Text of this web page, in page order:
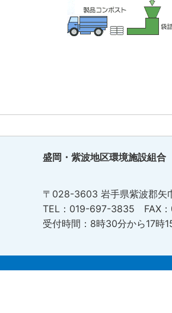
盛岡・紫波地区環境施設組合
〒028-3603 岩手県紫波郡矢
TEL：019-697-3835 FAX
受付時間：8時30分から17時